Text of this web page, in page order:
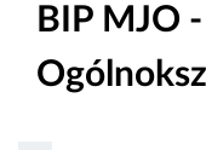
BIP MJO -